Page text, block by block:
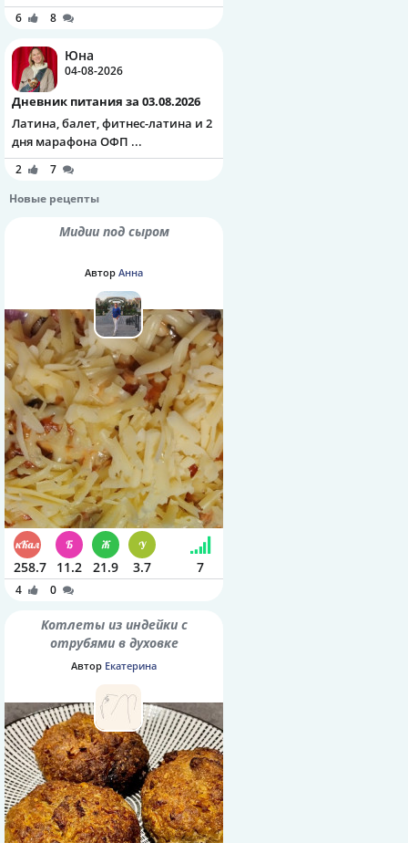
6 8
Юна
04-08-2026
Дневник питания за 03.08.2026
Латина, балет, фитнес-латина и 2
дня марафона ОФП ...
2
7
Новые рецепты
Мидии под сыром
Автор Анна
258.7 11.2 21.9 3.7 7
4 0
Котлеты из индейки с
отрубями в духовке
Автор Екатерина